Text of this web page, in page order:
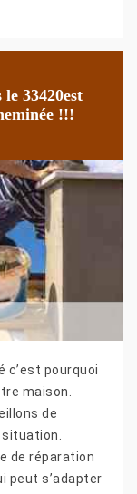
33420est
!!!
c’est pourquoi
maison.
de
de réparation
peut s’adapter